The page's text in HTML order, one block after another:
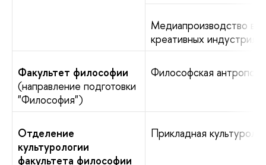
Медиапроизводство в
креативных индустриях
Факультет философии
(направление подготовки
"Философия")
Философская
Отделение
культурологии
факультета философии
Прикладная